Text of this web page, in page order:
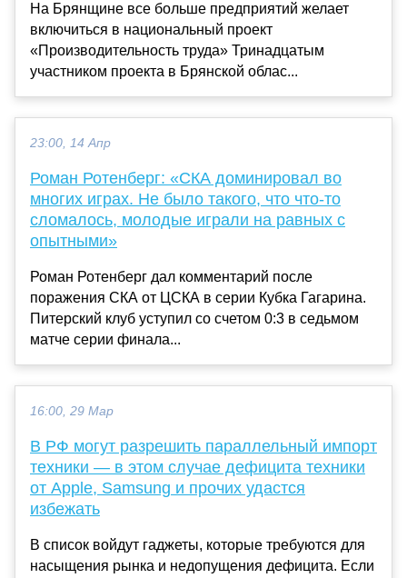
На Брянщине все больше предприятий желает
включиться в национальный проект
«Производительность труда» Тринадцатым
участником проекта в Брянской облас...
23:00, 14 Апр
Роман Ротенберг: «СКА доминировал во
многих играх. Не было такого, что что-то
сломалось, молодые играли на равных с
опытными»
Роман Ротенберг дал комментарий после
поражения СКА от ЦСКА в серии Кубка Гагарина.
Питерский клуб уступил со счетом 0:3 в седьмом
матче серии финала...
16:00, 29 Мар
В РФ могут разрешить параллельный импорт
техники — в этом случае дефицита техники
от Apple, Samsung и прочих удастся
избежать
В список войдут гаджеты, которые требуются для
насыщения рынка и недопущения дефицита. Если